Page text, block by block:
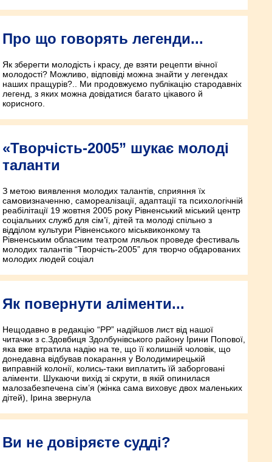
Про що говорять легенди...
Як зберегти молодість і красу, де взяти рецепти вічної
молодості? Можливо, відповіді можна знайти у легендах
наших пращурів?.. Ми продовжуємо публікацію стародавніх
легенд, з яких можна довідатися багато цікавого й
корисного.
«Творчість-2005” шукає молоді
таланти
З метою виявлення молодих талантів, сприяння їх
самовизначенню, самореалізації, адаптації та психологічній
реабілітації 19 жовтня 2005 року Рівненський міський центр
соціальних служб для сім’ї, дітей та молоді спільно з
відділом культури Рівненського міськвиконкому та
Рівненським обласним театром ляльок проведе фестиваль
молодих талантів “Творчість-2005” для творчо обдарованих
молодих людей соціал
Як повернути аліменти...
Нещодавно в редакцію “РР” надійшов лист від нашої
читачки з с.Здовбиця Здолбунівського району Ірини Попової,
яка вже втратила надію на те, що її колишній чоловік, що
донедавна відбував покарання у Володимирецькій
виправній колонії, колись-таки виплатить їй заборговані
аліменти. Шукаючи вихід зі скрути, в якій опинилася
малозабезпечена сім’я (жінка сама виховує двох маленьких
дітей), Ірина звернула
Ви не довіряєте судді?